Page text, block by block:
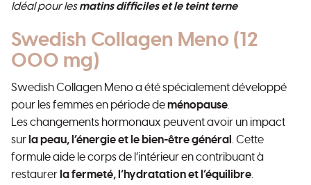
Idéal pour lesmatins difficiles et le teint terne
Swedish Collagen Meno (12
000 mg)
Swedish Collagen Meno a été spécialement développé
pour les femmes en période deménopause
Les changements hormonaux peuvent avoir un impact
sur la peau, l’énergie et le bien-être général
. Cette
formule aide le corps de l’intérieur en contribuant à
restaurer la fermeté, l’hydratation et l’équilibre